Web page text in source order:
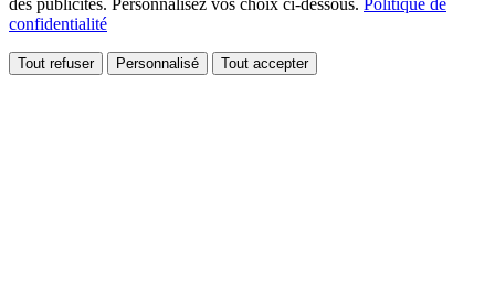
confidentialité
Tout refuser Personnalisé Tout accepter